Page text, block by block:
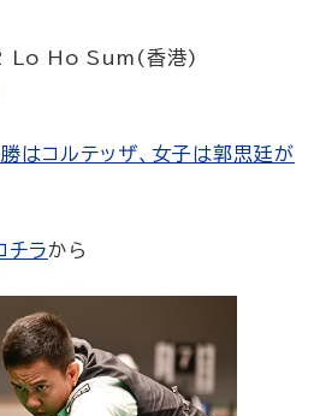
Lo Ho Sum(香港)
はコルテッザ、女子は郭思廷が
チラから